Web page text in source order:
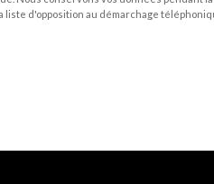
d'opposition au démarchage